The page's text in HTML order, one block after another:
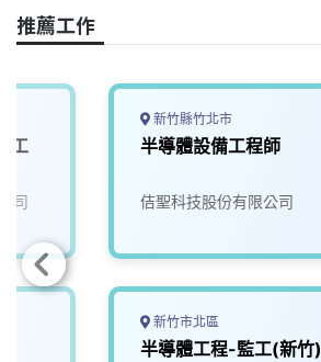
o
k
n
k
推薦工作
工
司
新竹縣竹北市
半導體設備工程師
佶聖科技股份有限公司
新竹市北區
半導體工程-監工(新竹)